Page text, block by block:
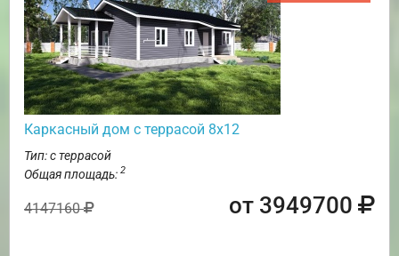
Каркасный дом с террасой 8х12
Тип: с террасой
Общая площадь: 2
4147160 от 3949700